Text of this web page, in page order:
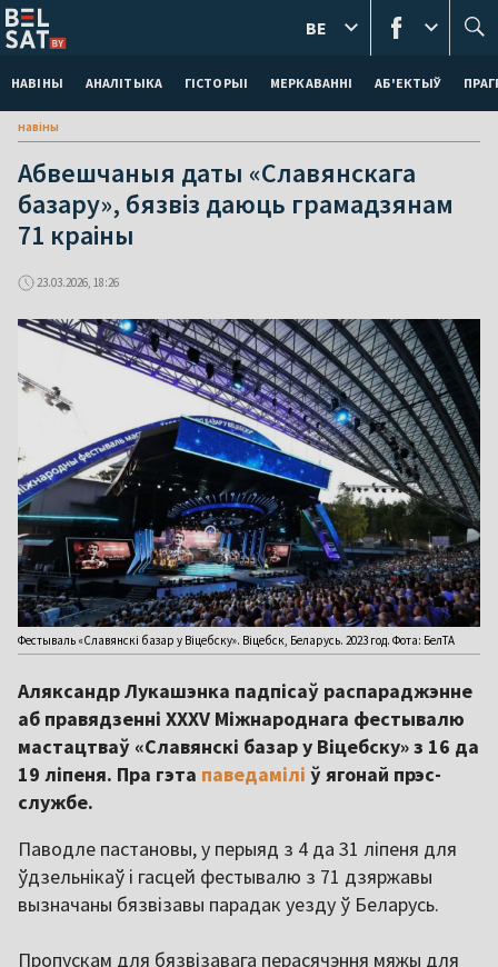
НАВІНЫ АНАЛІТЫКА ГІСТОРЫІ МЕРКАВАННI АБ'ЕКТЫЎ
BE
навіны
Абвешчаныя даты «Славянскага
базару», бязвіз даюць грамадзянам
71 краіны
23.03.2026, 18:26
Фестываль «Славянскі базар у Віцебску». Віцебск, Беларусь. 2023 год. Фота: БелТА
Аляксандр Лукашэнка падпісаў распараджэнне
аб правядзенні XXXV Міжнароднага фестывалю
мастацтваў «Славянскі базар у Віцебску» з 16 да
19 ліпеня. Пра гэта паведамілі ў ягонай прэс-
службе.
Паводле пастановы, у перыяд з 4 да 31 ліпеня для
ўдзельнікаў і гасцей фестывалю з 71 дзяржавы
вызначаны бязвізавы парадак уезду ў Беларусь.
Пропускам для бязвізавага перасячэння мяжы для